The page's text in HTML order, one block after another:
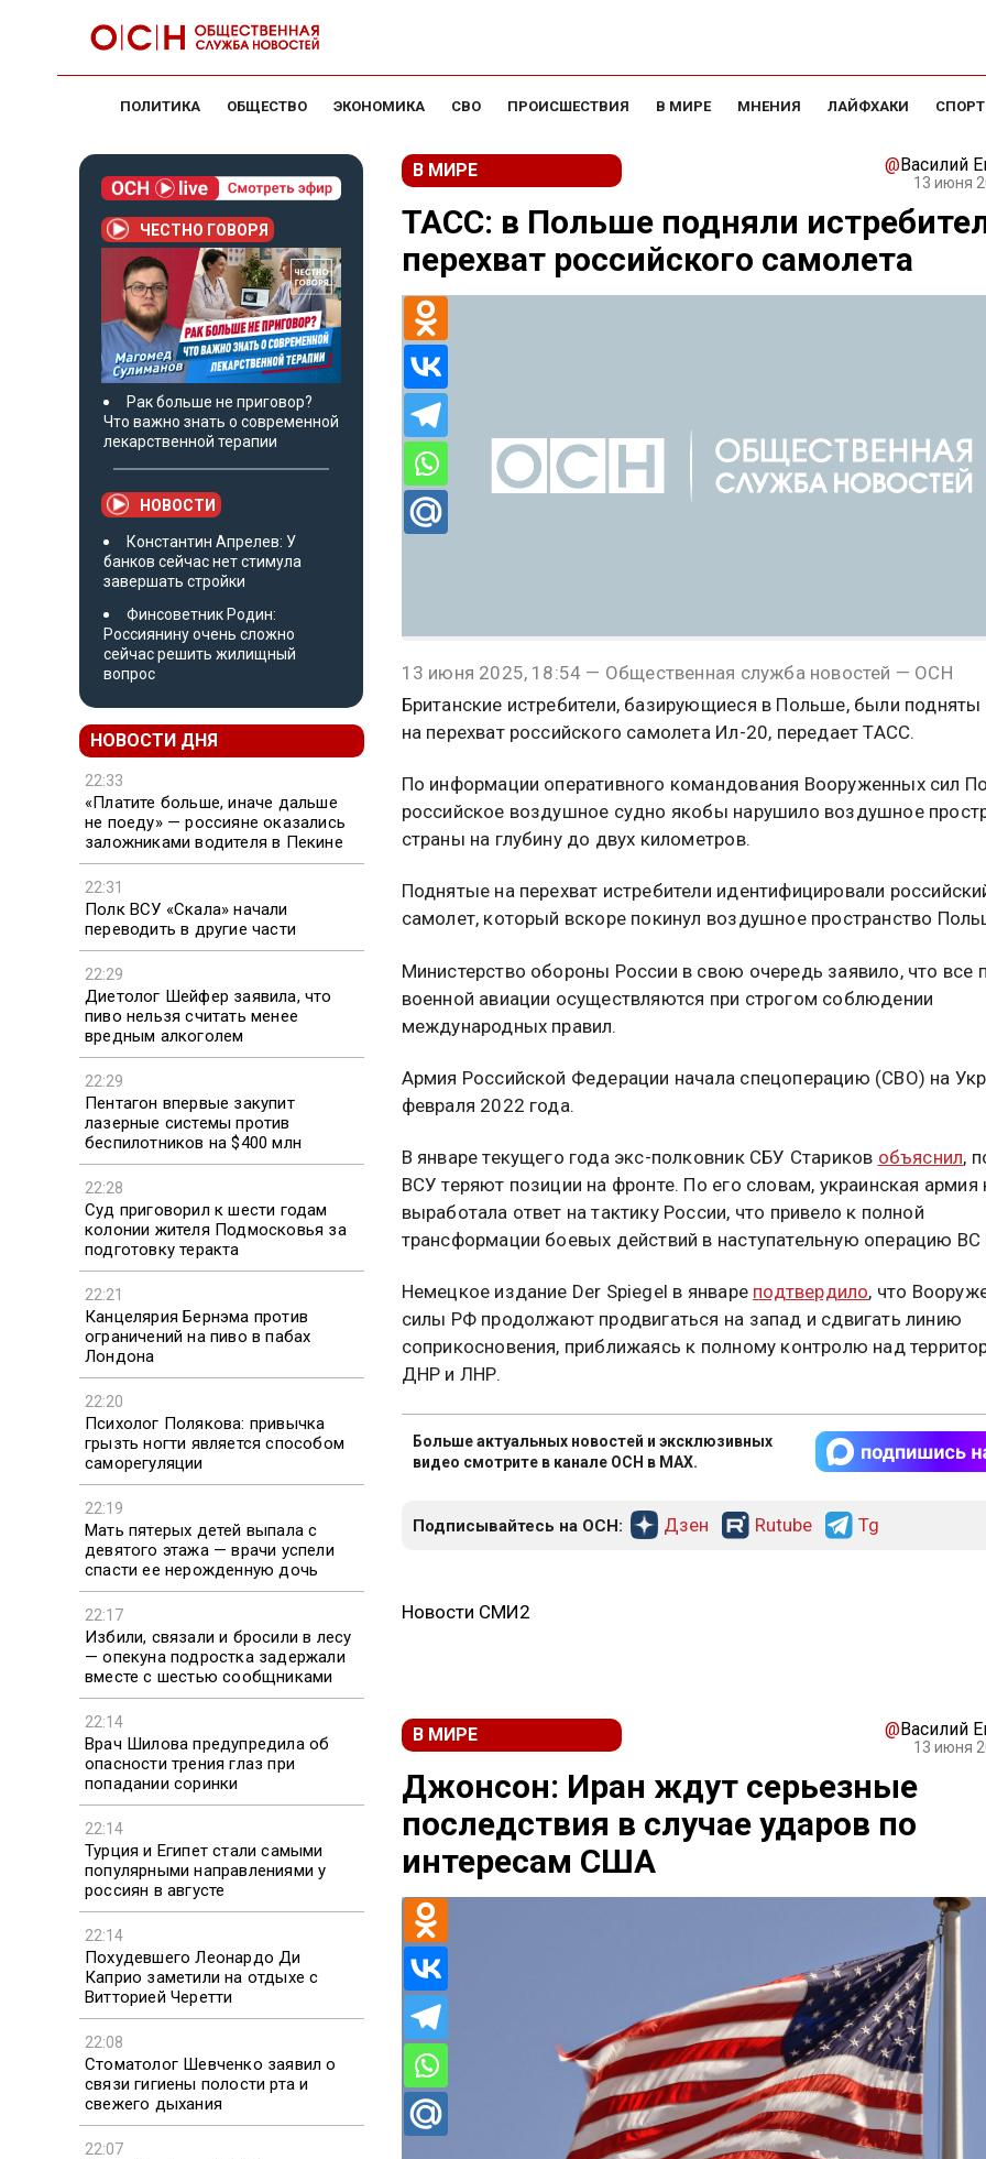
ПОЛИТИКА ОБЩЕСТВО ЭКОНОМИКА СВО ПРОИСШЕСТВИЯ В МИРЕ МНЕНИЯ ЛАЙФХАКИ СПОРТ
ЧЕСТНО ГОВОРЯ
Рак больше не приговор?
Что важно знать о современной
лекарственной терапии
НОВОСТИ
Константин Апрелев: У
банков сейчас нет стимула
завершать стройки
Финсоветник Родин:
Россиянину очень сложно
сейчас решить жилищный
вопрос
НОВОСТИ ДНЯ
22:33
«Платите больше, иначе дальше
не поеду» — россияне оказались
заложниками водителя в Пекине
22:31
Полк ВСУ «Скала» начали
переводить в другие части
22:29
Диетолог Шейфер заявила, что
пиво нельзя считать менее
вредным алкоголем
22:29
Пентагон впервые закупит
лазерные системы против
беспилотников на $400 млн
22:28
Суд приговорил к шести годам
колонии жителя Подмосковья за
подготовку теракта
22:21
Канцелярия Бернэма против
ограничений на пиво в пабах
Лондона
22:20
Психолог Полякова: привычка
грызть ногти является способом
саморегуляции
22:19
Мать пятерых детей выпала с
девятого этажа — врачи успели
спасти ее нерожденную дочь
22:17
Избили, связали и бросили в лесу
— опекуна подростка задержали
вместе с шестью сообщниками
22:14
Врач Шилова предупредила об
опасности трения глаз при
попадании соринки
22:14
Турция и Египет стали самыми
популярными направлениями у
россиян в августе
22:14
Похудевшего Леонардо Ди
Каприо заметили на отдыхе с
Витторией Черетти
22:08
Стоматолог Шевченко заявил о
связи гигиены полости рта и
свежего дыхания
22:07
В МИРЕ @Василий
13 июня
ТАСС: в Польше подняли
перехват российского самолета
13 июня 2025, 18:54 — Общественная служба новостей — ОСН
Британские истребители, базирующиеся в Польше, были подняты
на перехват российского самолета Ил-20, передает ТАСС.
По информации оперативного командования Вооруженных сил
российское воздушное судно якобы нарушило воздушное
страны на глубину до двух километров.
Поднятые на перехват истребители идентифицировали
самолет, который вскоре покинул воздушное пространство
Министерство обороны России в свою очередь заявило, что все
военной авиации осуществляются при строгом соблюдении
международных правил.
Армия Российской Федерации начала спецоперацию (СВО) на
февраля 2022 года.
В январе текущего года экс-полковник СБУ Стариков объяснил,
ВСУ теряют позиции на фронте. По его словам, украинская армия
выработала ответ на тактику России, что привело к полной
трансформации боевых действий в наступательную операцию
Немецкое издание Der Spiegel в январе подтвердило, что
силы РФ продолжают продвигаться на запад и сдвигать линию
соприкосновения, приближаясь к полному контролю над
ДНР и ЛНР.
Больше актуальных новостей и эксклюзивных
видео смотрите в канале ОСН в MAX.
Подписывайтесь на ОСН: Дзен Rutube Tg
Новости СМИ2
В МИРЕ @Василий
13 июня
Джонсон: Иран ждут серьезные
последствия в случае ударов по
интересам США